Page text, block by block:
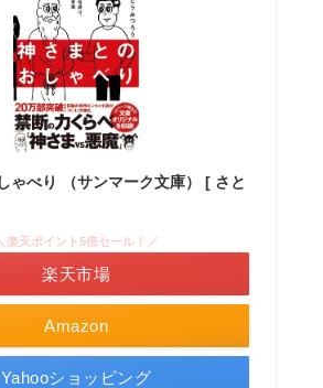
ゃべり （サンマーク文庫） [ さと
Amazon
楽天ポイント5倍セール！／
楽天市場
Yahooショッピング